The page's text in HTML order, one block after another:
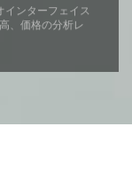
インターフェイス
、価格の分析レ